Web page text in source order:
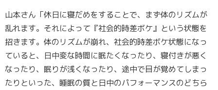
山本さん「休日に寝だめをすることで、まず体のリズムが
乱れます。それによって『社会的時差ボケ』という状態を
招きます。体のリズムが崩れ、社会的時差ボケ状態になっ
ていると、日中変な時間に眠たくなったり、寝付きが悪く
なったり、眠りが浅くなったり、途中で目が覚めてしまっ
たりといった、睡眠の質と日中のパフォーマンスのどちら